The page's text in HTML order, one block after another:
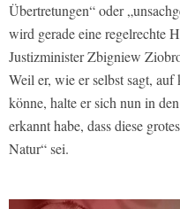
Übertretungen“ oder
wird gerade eine regelrechte
Justizminister Zbigniew
Weil er, wie er selbst sagt,
könne, halte er sich nun in
erkannt habe, dass diese
Natur“ sei.